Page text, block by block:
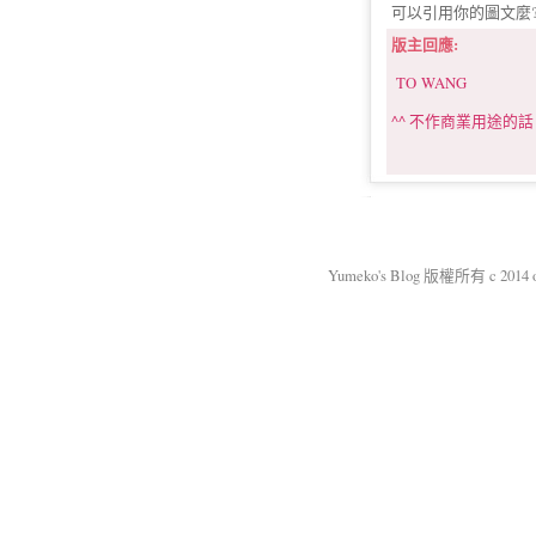
可以引用你的圖文麼
版主回應:
TO WANG
^^ 不作商業用途的
Yumeko's Blog 版權所有 c